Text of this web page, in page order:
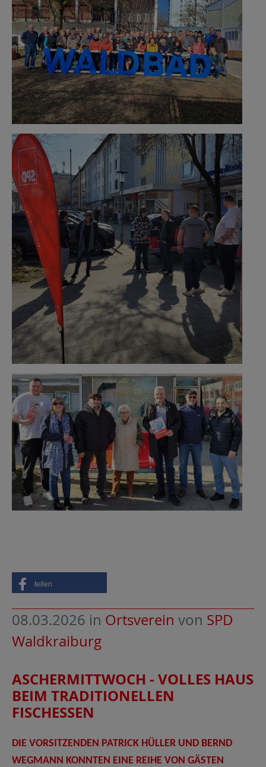
teilen
08.03.2026 in Ortsverein von SPD
Waldkraiburg
ASCHERMITTWOCH - VOLLES HAUS
BEIM TRADITIONELLEN
FISCHESSEN
DIE VORSITZENDEN PATRICK HÜLLER UND BERND
WEGMANN KONNTEN EINE REIHE VON GÄSTEN